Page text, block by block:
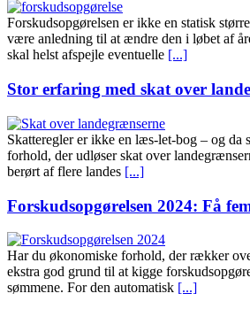
Forskudsopgørelsen er ikke en statisk
være anledning til at ændre den i løbet af
skal helst afspejle eventuelle [...]
Stor erfaring med skat over
Skatteregler er ikke en læs-let-bog – og da
forhold, der udløser skat over
berørt af flere landes [...]
Forskudsopgørelsen 2024: Få
Har du økonomiske forhold, der rækker
ekstra god grund til at kigge
sømmene. For den automatisk [...]